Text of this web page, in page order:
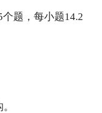
题，每小题14.2